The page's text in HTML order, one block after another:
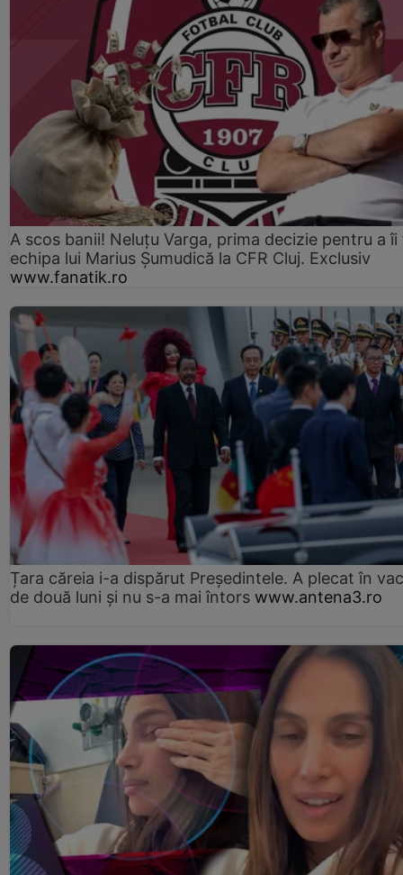
A scos banii! Neluțu Varga, prima decizie pentru a îi
echipa lui Marius Șumudică la CFR Cluj. Exclusiv
www.fanatik.ro
Țara căreia i-a dispărut Președintele. A plecat în
de două luni și nu s-a mai întors www.antena3.ro